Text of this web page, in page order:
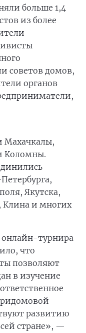
больше 1,4
из более
советов домов,
органов
Махачкалы,
Коломны.
Якутска,
Клина и многих
онлайн-турнира
что
позволяют
в изучение
развитию
стране», —